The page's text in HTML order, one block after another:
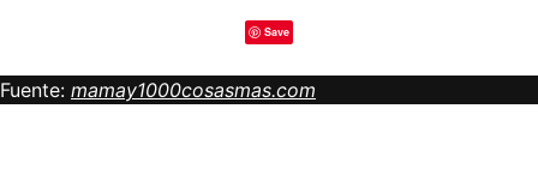
Save
Fuente: mamay1000cosasmas.com